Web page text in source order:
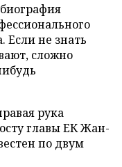
Если не знать
сложно
рука
главы ЕК Жан-
по двум